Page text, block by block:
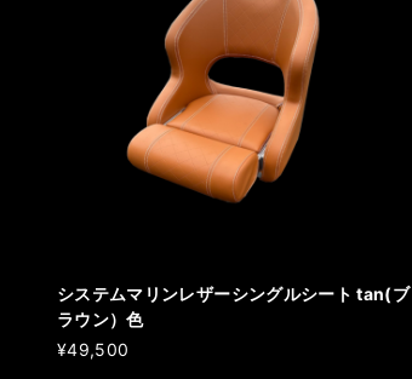
システムマリンレザーシングルシート tan(ブ
ラウン）色
¥49,500